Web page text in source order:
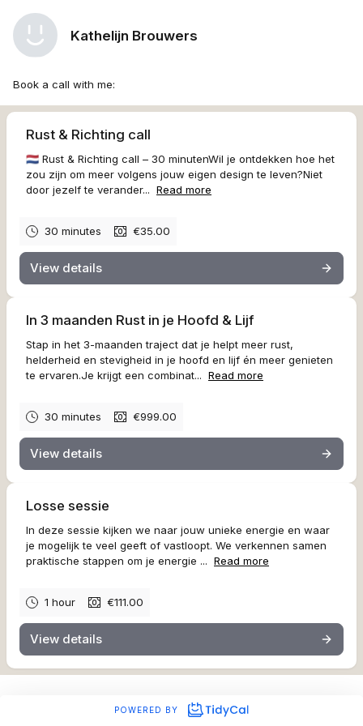
Kathelijn Brouwers
Book a call with me:
Rust & Richting call
🇳🇱 Rust & Richting call – 30 minutenWil je ontdekken hoe het
zou zijn om meer volgens jouw eigen design te leven?Niet
door jezelf te verander... Read more
30 minutes €35.00
View details
In 3 maanden Rust in je Hoofd & Lijf
Stap in het 3-maanden traject dat je helpt meer rust,
helderheid en stevigheid in je hoofd en lijf én meer genieten
te ervaren.Je krijgt een combinat... Read more
30 minutes €999.00
View details
Losse sessie
In deze sessie kijken we naar jouw unieke energie en waar
je mogelijk te veel geeft of vastloopt. We verkennen samen
praktische stappen om je energie ... Read more
1 hour €111.00
View details
POWERED BY